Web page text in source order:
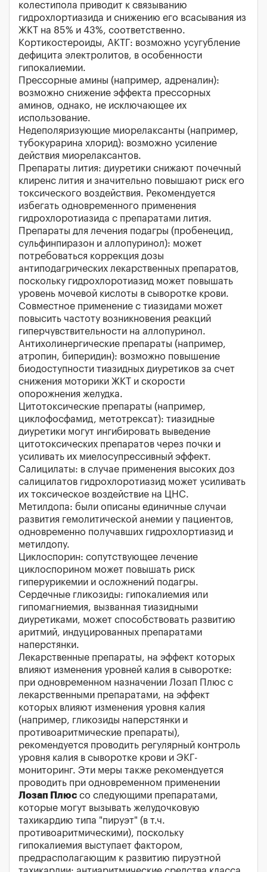
колестипола приводит к связыванию
гидрохлортиазида и снижению его всасывания из
ЖКТ на 85% и 43%, соответственно.
Кортикостероиды, АКТГ: возможно усугубление
дефицита электролитов, в особенности
гипокалиемии.
Прессорные амины (например, адреналин):
возможно снижение эффекта прессорных
аминов, однако, не исключающее их
использование.
Недеполяризующие миорелаксанты (например,
тубокурарина хлорид): возможно усиление
действия миорелаксантов.
Препараты лития: диуретики снижают почечный
клиренс лития и значительно повышают риск его
токсического воздействия. Рекомендуется
избегать одновременного применения
гидрохлоротиазида с препаратами лития.
Препараты для лечения подагры (пробенецид,
сульфинпиразон и аллопуринол): может
потребоваться коррекция дозы
антиподагрических лекарственных препаратов,
поскольку гидрохлоротиазид может повышать
уровень мочевой кислоты в сыворотке крови.
Совместное применение с тиазидами может
повысить частоту возникновения реакций
гиперчувствительности на аллопуринол.
Антихолинергические препараты (например,
атропин, биперидин): возможно повышение
биодоступности тиазидных диуретиков за счет
снижения моторики ЖКТ и скорости
опорожнения желудка.
Цитотоксические препараты (например,
циклофосфамид, метотрексат): тиазидные
диуретики могут ингибировать выведение
цитотоксических препаратов через почки и
усиливать их миелосупрессивный эффект.
Салицилаты: в случае применения высоких доз
салицилатов гидрохлоротиазид может усиливать
их токсическое воздействие на ЦНС.
Метилдопа: были описаны единичные случаи
развития гемолитической анемии у пациентов,
одновременно получавших гидрохлортиазид и
метилдопу.
Циклоспорин: сопутствующее лечение
циклоспорином может повышать риск
гиперурикемии и осложнений подагры.
Сердечные гликозиды: гипокалиемия или
гипомагниемия, вызванная тиазидными
диуретиками, может способствовать развитию
аритмий, индуцированных препаратами
наперстянки.
Лекарственные препараты, на эффект которых
влияют изменения уровней калия в сыворотке:
при одновременном назначении Лозап Плюс с
лекарственными препаратами, на эффект
которых влияют изменения уровня калия
(например, гликозиды наперстянки и
противоаритмические препараты),
рекомендуется проводить регулярный контроль
уровня калия в сыворотке крови и ЭКГ-
мониторинг. Эти меры также рекомендуется
проводить при одновременном применении
Лозап Плюс со следующими препаратами,
которые могут вызывать желудочковую
тахикардию типа "пируэт" (в т.ч.
противоаритмическими), поскольку
гипокалиемия выступает фактором,
предрасполагающим к развитию пируэтной